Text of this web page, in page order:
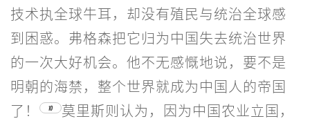
技术执全球牛耳，却没有殖民与统治全球感
到困惑。弗格森把它归为中国失去统治世界
的一次大好机会。他不无感慨地说，要不是
明朝的海禁，整个世界就成为中国人的帝国
了！
10
莫里斯则认为，因为中国农业立国，